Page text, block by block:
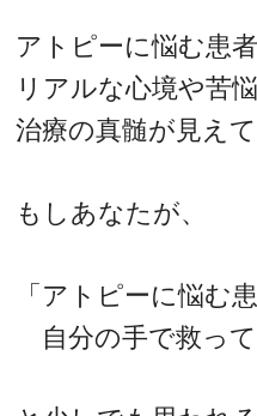
アトピーに悩む患
リアルな心境や苦
治療の真髄が見え
もしあなたが、
「アトピーに悩む
自分の手で救っ